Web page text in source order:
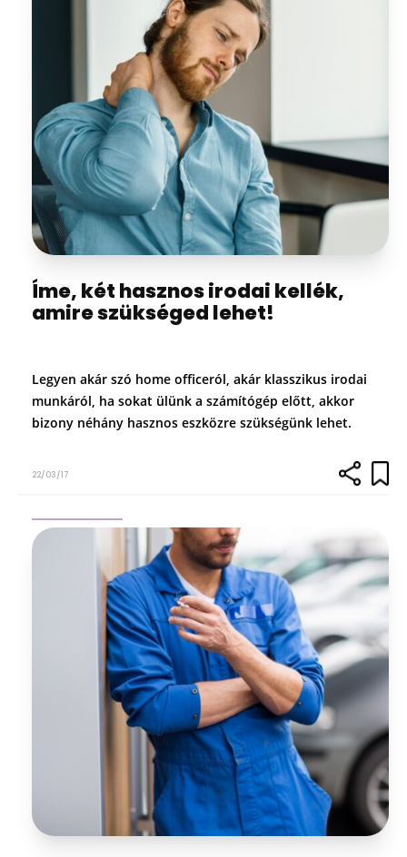
Íme, két hasznos irodai kellék,
amire szükséged lehet!
Legyen akár szó home officeról, akár klasszikus irodai
munkáról, ha sokat ülünk a számítógép előtt, akkor
bizony néhány hasznos eszközre szükségünk lehet.
22/03/17